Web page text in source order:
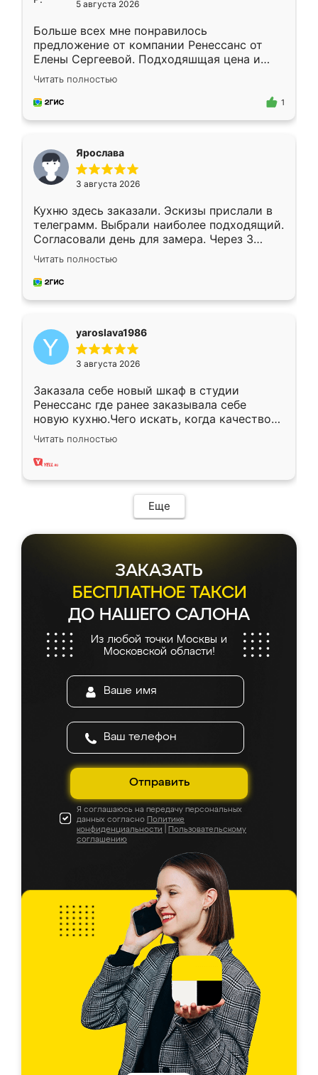
5 августа 2026
Больше всех мне понравилось
предложение от компании Ренессанс от
Елены Сергеевой. Подходяшщая цена и
короткие сроки изготовления. Приехавший
для замера сотрудник Владислав
предложил по моему эскизу самый
Читать полностью
1
Ярослава
3 августа 2026
Кухню здесь заказали. Эскизы прислали в
телеграмм. Выбрали наиболее подходящий.
Согласовали день для замера. Через 3
недели кухня была уже готова. Остались
довольны работой. Спасибо Ренессанс
мебель за качественную работу!
Читать полностью
yaroslava1986
3 августа 2026
Заказала себе новый шкаф в студии
Ренессанс где ранее заказывала себе
новую кухню.Чего искать, когда качеством
вполне довольна. Служит кухня уже почти
два года, нареканий нет.
Читать полностью
Еще
ЗАКАЗАТЬ
БЕСПЛАТНОЕ ТАКСИ
ДО НАШЕГО САЛОНА
Из любой точки Москвы и
Московской области!
Отправить
Я соглашаюсь на передачу персональных
данных согласно Политике
конфиденциальности
Пользовательскому
соглашению